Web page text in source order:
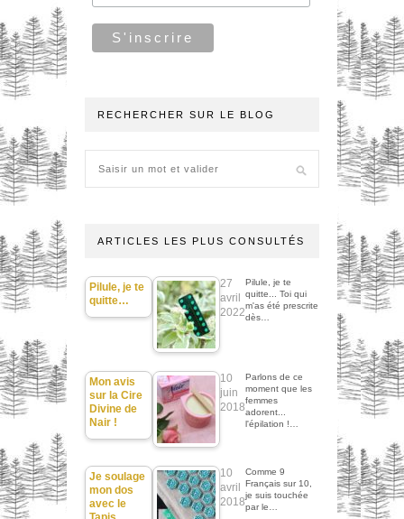
RECHERCHER SUR LE BLOG
ARTICLES LES PLUS CONSULTÉS
Pilule, je te
quitte…
27
avril
2022
Pilule, je te
quitte... Toi qui
m'as été prescrite
dès…
Mon avis
sur la Cire
Divine de
Nair !
10
juin
2018
Parlons de ce
moment que les
femmes
adorent...
l'épilation !…
Je soulage
mon dos
avec le
10
avril
2018
Comme 9
Français sur 10,
je suis touchée
par le…